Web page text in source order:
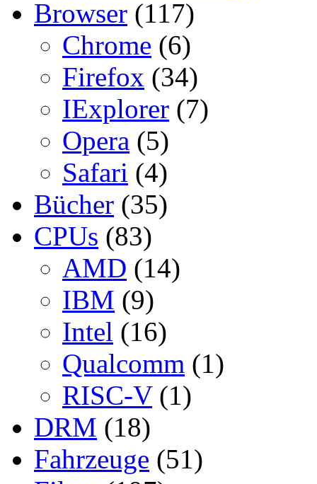
Browser (117)
Chrome (6)
Firefox (34)
IExplorer (7)
Opera (5)
Safari (4)
Bücher (35)
CPUs (83)
AMD (14)
IBM (9)
Intel (16)
Qualcomm (1)
RISC-V(1)
DRM (18)
Fahrzeuge (51)